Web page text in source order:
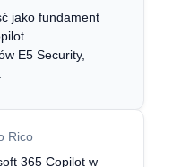
jako fundament
E5 Security,
Rico
365 Copilot w